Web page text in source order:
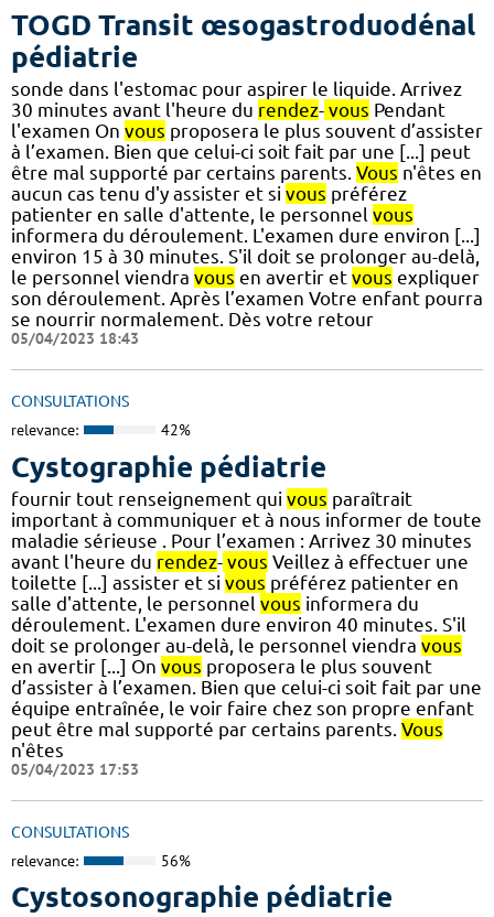
TOGD Transit œsogastroduodénal
pédiatrie
sonde dans l'estomac pour aspirer le liquide. Arrivez
30 minutes avant l'heure du rendez- vous Pendant
l'examen On vous proposera le plus souvent d’assister
à l’examen. Bien que celui-ci soit fait par une [...] peut
être mal supporté par certains parents. Vous n'êtes en
aucun cas tenu d'y assister et si vous préférez
patienter en salle d'attente, le personnel vous
informera du déroulement. L'examen dure environ [...]
environ 15 à 30 minutes. S'il doit se prolonger au-delà,
le personnel viendra vous en avertir et vous expliquer
son déroulement. Après l’examen Votre enfant pourra
se nourrir normalement. Dès votre retour
05/04/2023 18:43
CONSULTATIONS
relevance: 42%
Cystographie pédiatrie
fournir tout renseignement qui vous paraîtrait
important à communiquer et à nous informer de toute
maladie sérieuse . Pour l’examen : Arrivez 30 minutes
avant l'heure du rendez- vous Veillez à effectuer une
toilette [...] assister et si vous préférez patienter en
salle d'attente, le personnel vous informera du
déroulement. L'examen dure environ 40 minutes. S'il
doit se prolonger au-delà, le personnel viendra vous
en avertir [...] On vous proposera le plus souvent
d’assister à l’examen. Bien que celui-ci soit fait par une
équipe entraînée, le voir faire chez son propre enfant
peut être mal supporté par certains parents. Vous
n'êtes
05/04/2023 17:53
CONSULTATIONS
relevance: 56%
Cystosonographie pédiatrie